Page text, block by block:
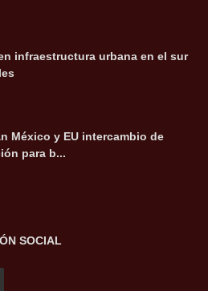
infraestructura urbana en el sur
México y EU intercambio de
para b...
SOCIAL